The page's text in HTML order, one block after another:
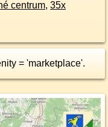
centrum, 35x
= 'marketplace'.